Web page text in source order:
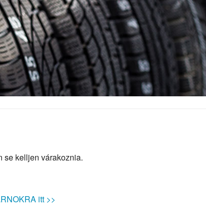
se kelljen várakoznia.
itt >>